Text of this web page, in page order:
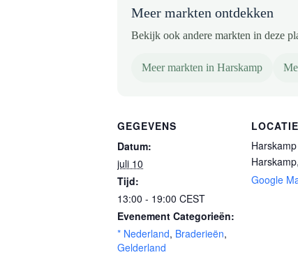
Meer markten ontdekken
Bekijk ook andere markten in deze
Meer markten in Harskamp
GEGEVENS
Datum:
juli 10
Tijd:
13:00 - 19:00 CEST
Evenement Categorieën:
* Nederland, Braderieën,
Gelderland
LOCATIE
Harskamp
Harskamp,
Google